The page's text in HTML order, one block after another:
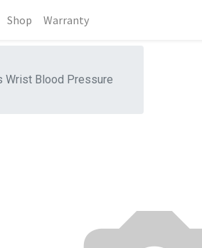
Shop Warranty
Wrist Blood Pressure